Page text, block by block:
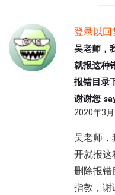
登录以回
吴老师，
就报这种
报错目录
谢谢您
2020年3
吴老师，
开就报这
删除报错
指教，谢